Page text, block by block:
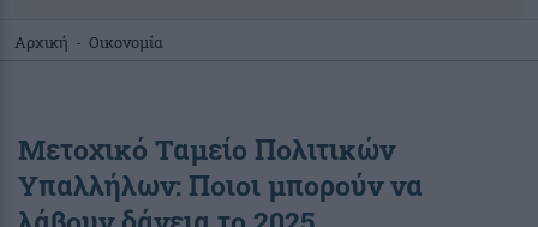
Αρχική - Οικονομία
Μετοχικό Ταμείο Πολιτικών
Υπαλλήλων: Ποιοι μπορούν να